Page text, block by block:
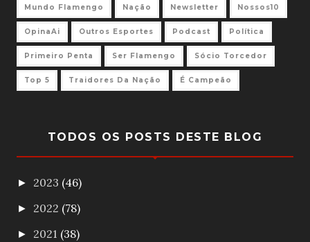
Mundo Flamengo Nação Newsletter Nossos10
OpinaAi Outros Esportes Podcast Política
Primeiro Penta Ser Flamengo Sócio Torcedor
Top 5 Traidores Da Nação É Campeão
TODOS OS POSTS DESTE BLOG
► 2023 (46)
► 2022 (78)
► 2021 (38)